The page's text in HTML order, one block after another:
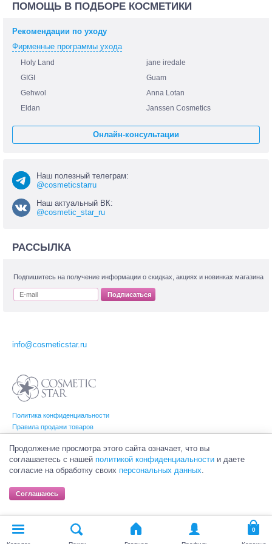
ПОМОЩЬ В ПОДБОРЕ КОСМЕТИКИ
Рекомендации по уходу
Фирменные программы ухода
Holy Land
jane iredale
GIGI
Guam
Gehwol
Anna Lotan
Eldan
Janssen Cosmetics
Онлайн-консультации
Наш полезный телеграм:
@cosmeticstarru
Наш актуальный ВК:
@cosmetic_star_ru
РАССЫЛКА
Подпишитесь на получение информации о скидках, акциях и новинках магазина
Подписаться
Политика конфиденциальности
Правила продажи товаров
info@cosmeticstar.ru
(Косметик Стар). Все права на товарные знаки принадлежат их законным
владельцам.
Продолжение просмотра этого сайта означает, что вы
соглашаетесь с нашей политикой конфиденциальности и даете
согласие на обработку своих персональных данных.
Соглашаюсь